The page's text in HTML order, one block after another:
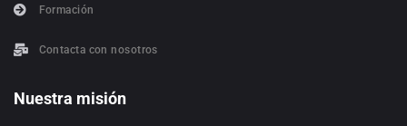
Formación
Contacta con nosotros
Nuestra misión